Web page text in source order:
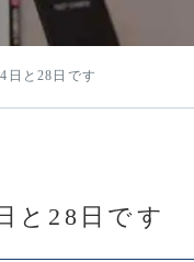
日と28日です
と28日です